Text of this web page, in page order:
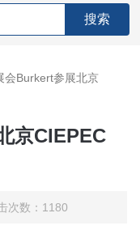
REXROTH力士乐阀
姆森定位器
会Burkert参展北京
京CIEPEC
数：1180